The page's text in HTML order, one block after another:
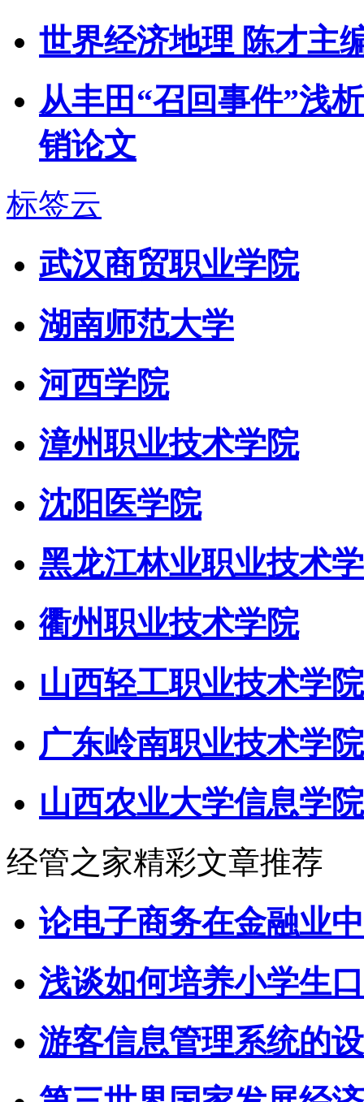
世界经济地理 陈才主
从丰田“召回事件”浅
销论文
标签云
武汉商贸职业学院
湖南师范大学
河西学院
漳州职业技术学院
沈阳医学院
黑龙江林业职业技术
衢州职业技术学院
山西轻工职业技术学院
广东岭南职业技术学院
山西农业大学信息学院
经管之家精彩文章推荐
论电子商务在金融业
浅谈如何培养小学生
游客信息管理系统的